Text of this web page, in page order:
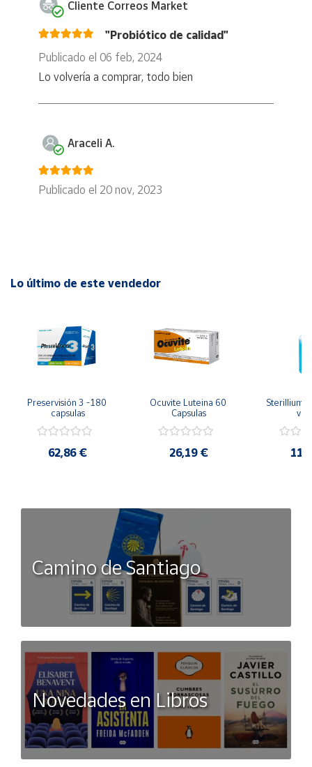
Cliente Correos Market
"Probiótico de calidad"
Publicado el 06 feb, 2024
Lo volvería a comprar, todo bien
Araceli A.
Publicado el 20 nov, 2023
Lo último de este vendedor
Preservisión 3 -180
capsulas
62,86 €
Ocuvite Luteina 60
Capsulas
26,19 €
Sterillium
Camino de Santiago
Novedades en Libros